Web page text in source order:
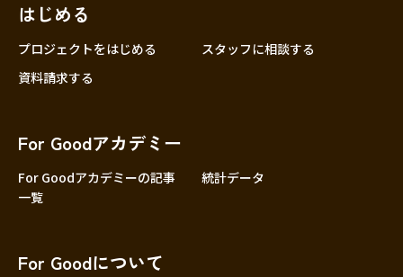
はじめる
プロジェクトをはじめる
スタッフに相談する
資料請求する
For Goodアカデミー
For Goodアカデミーの記事
一覧
統計データ
For Goodについて